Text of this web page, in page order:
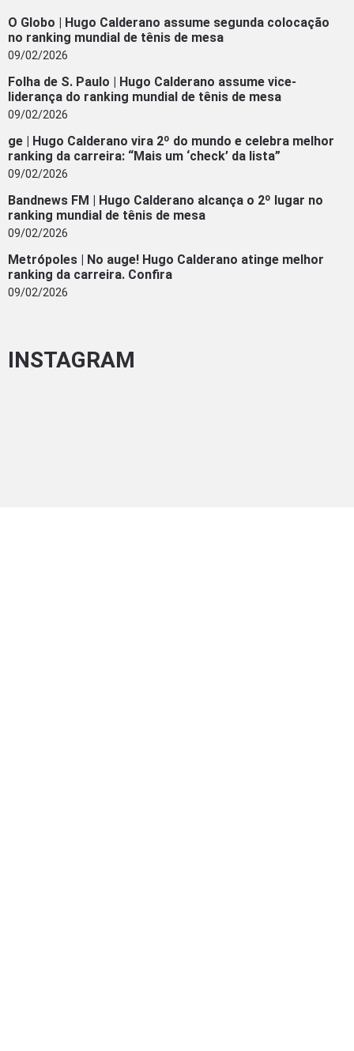
O Globo | Hugo Calderano assume segunda colocação
no ranking mundial de tênis de mesa
09/02/2026
Folha de S. Paulo | Hugo Calderano assume vice-
liderança do ranking mundial de tênis de mesa
09/02/2026
ge | Hugo Calderano vira 2º do mundo e celebra melhor
ranking da carreira: “Mais um ‘check’ da lista”
09/02/2026
Bandnews FM | Hugo Calderano alcança o 2º lugar no
ranking mundial de tênis de mesa
09/02/2026
Metrópoles | No auge! Hugo Calderano atinge melhor
ranking da carreira. Confira
09/02/2026
INSTAGRAM